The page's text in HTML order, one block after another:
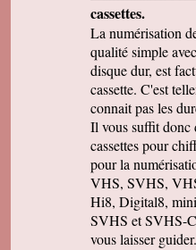
Bonjour, je voulait
pour le travail que
les films de nos
Vôtre travail est
irréprochable. Nous
vous envoyer
désoler de vous
... Bonne continuation
Caroline P.
Merci pour votre
une bonne adresse
parler de vous .
J-Pierre B.
Tout est OK, merci!
doute encore recours
genre de travail.
cassettes.
La numérisation
qualité simple
disque dur, est
cassette. C'est
connait pas les
Il vous suffit donc
cassettes pour
pour la
VHS, SVHS,
Hi8, Digital8,
SVHS et SVHS-
vous laisser guider.